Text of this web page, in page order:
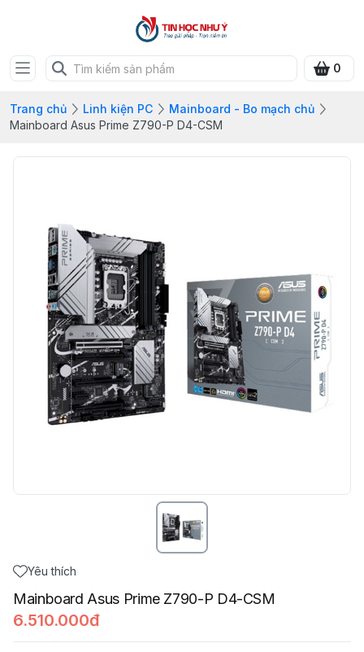
0
Trang chủ Linh kiện PC
Mainboard - Bo mạch chủ
Mainboard Asus Prime Z790-P D4-CSM
Yêu thích
Mainboard Asus Prime Z790-P D4-CSM
6.510.000đ